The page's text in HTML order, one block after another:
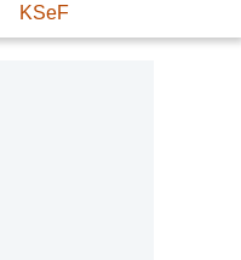
KSeF